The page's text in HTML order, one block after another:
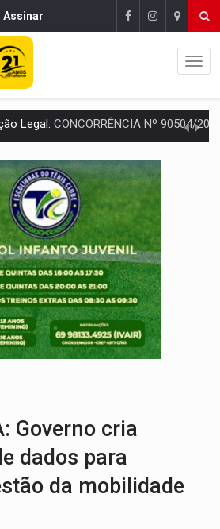
Assinar
Léo Moraes entrega o que não conseguiram em anos na
2026:Candidata a deputada federal em Rondônia declara draga de
Casal de garimpeiros é preso com mercúrio em
BÁSICA:Ideb avança nos anos iniciais do ensino
Com as novidades na corrida ao Senado as contas
Disputa entre PCC e CV deixa dez mortos em cinco
Prefeitura inicia campanha de multivacinação para crianças
Draco faz operação para prender faccionados que atacaram
Governo cria
dados para
da mobilidade